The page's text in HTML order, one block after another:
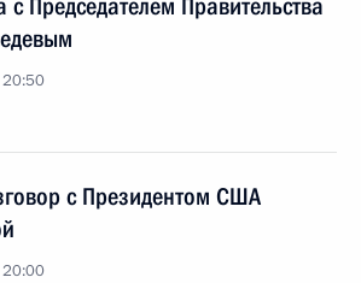
с Председателем Правительства
20:50
с Президентом США
20:00